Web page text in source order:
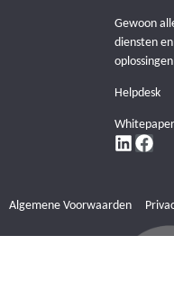
Gewoon
diensten en
oplossingen
Helpdesk
Algemene Voorwaarden